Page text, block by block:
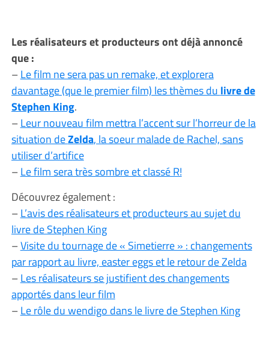
Les réalisateurs et producteurs ont déjà annoncé
que :
–Le film ne sera pas un remake, et explorera
davantage (que le premier film) les thèmes du livre de
Stephen King.
–Leur nouveau film mettra l’accent sur l’horreur de la
situation deZelda, la soeur malade de Rachel, sans
utiliser d’artifice
–Le film sera très sombre et classé R!
Découvrez également :
–L’avis des réalisateurs et producteurs au sujet du
livre de Stephen King
–Visite du tournage de « Simetierre » : changements
par rapport au livre, easter eggs et le retour de Zelda
–Les réalisateurs se justifient des changements
apportés dans leur film
–Le rôle du wendigo dans le livre de Stephen King